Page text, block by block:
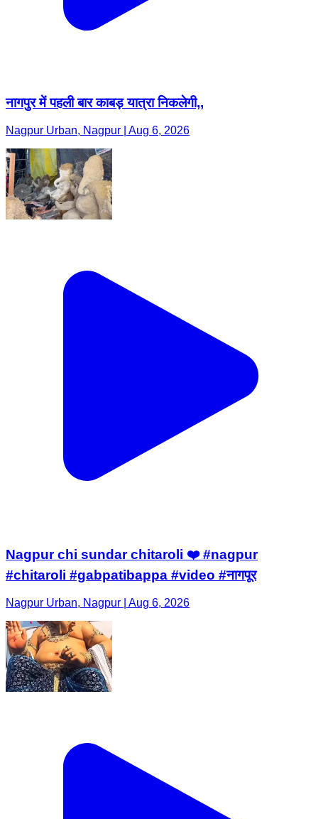
नागपुर में पहली बार काबड़ यात्रा निकलेगी,,
Nagpur Urban, Nagpur | Aug 6, 2026
Nagpur chi sundar chitaroli ❤️ #nagpur
#chitaroli #gabpatibappa #video #नागपूर
Nagpur Urban, Nagpur | Aug 6, 2026